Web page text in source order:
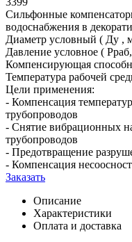
Сильфонные
водоснабжения в
Диаметр условный ( Ду ,
Давление условное (
Компенсирующая
Температура рабочей
Цели применения:
- Компенсация
трубопроводов
- Снятие вибрационных
трубопроводов
- Предотвращение
- Компенсация
Заказать
Описание
Характеристики
Оплата и доставка